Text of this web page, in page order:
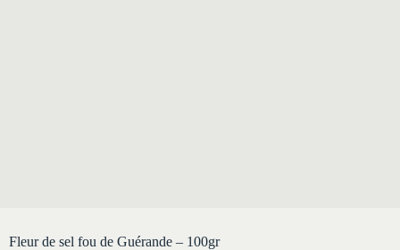
Fleur de sel fou de Guérande – 100gr